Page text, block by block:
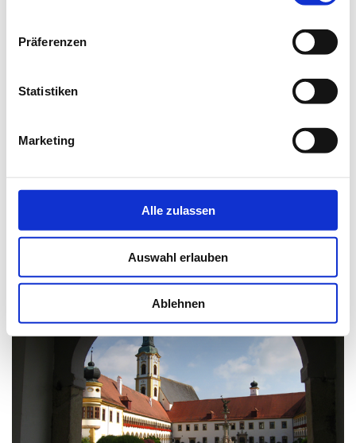
Präferenzen
Statistiken
Marketing
Alle zulassen
Auswahl erlauben
Ablehnen
Tel.:+43 7663 20135
E-Mail:naturpark@attersee-traunsee.at
https://www.zwetschkenreich.at